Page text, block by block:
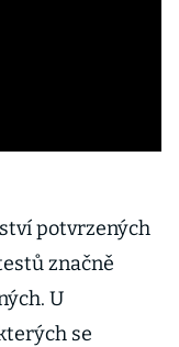
potvrzených
značně
U
se